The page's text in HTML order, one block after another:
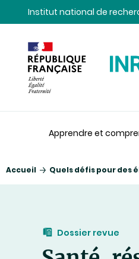
Contenu
Recherche
NavigationInstitut national de
Apprendre et
Accueil Quels défis pour des
Dossier revue